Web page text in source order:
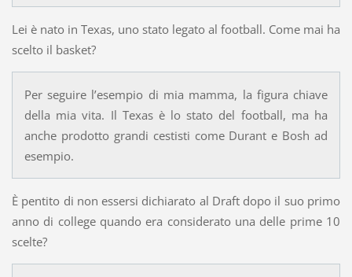
Lei è nato in Texas, uno stato legato al football. Come mai ha
scelto il basket?
Per seguire l’esempio di mia mamma, la figura chiave
della mia vita. Il Texas è lo stato del football, ma ha
anche prodotto grandi cestisti come Durant e Bosh ad
esempio.
È pentito di non essersi dichiarato al Draft dopo il suo primo
anno di college quando era considerato una delle prime 10
scelte?